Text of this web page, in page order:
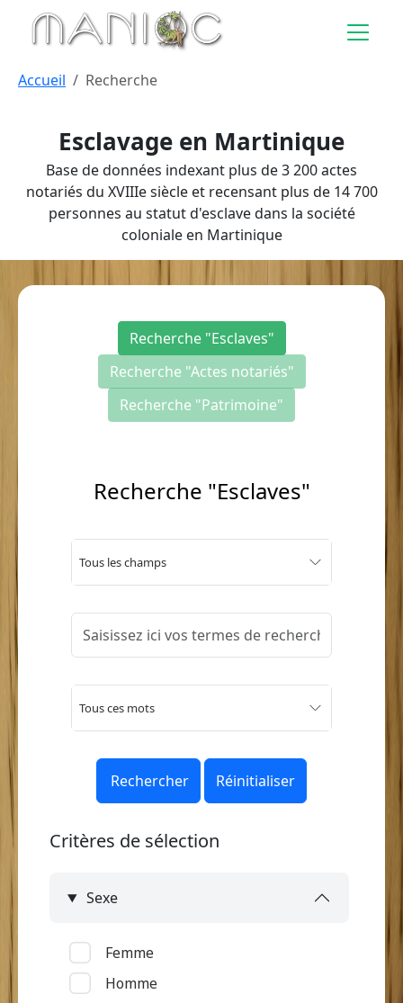
Aller au contenu principal
Esclavage en Martinique
Base de données indexant plus de 3 200 actes
notariés du XVIIIe siècle et recensant plus de 14 700
personnes au statut d'esclave dans la société
coloniale en Martinique
Accueil Recherche
Recherche "Esclaves"
Recherche "Actes notariés"
Recherche "Patrimoine"
Recherche "Esclaves"
Tous les champs
Tous ces mots
Critères de sélection
Sexe
Femme
Homme